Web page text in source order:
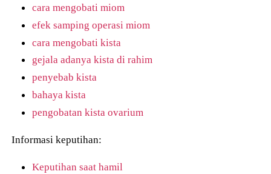
cara mengobati miom
efek samping operasi miom
cara mengobati kista
gejala adanya kista di rahim
penyebab kista
bahaya kista
pengobatan kista ovarium
Informasi keputihan:
Keputihan saat hamil